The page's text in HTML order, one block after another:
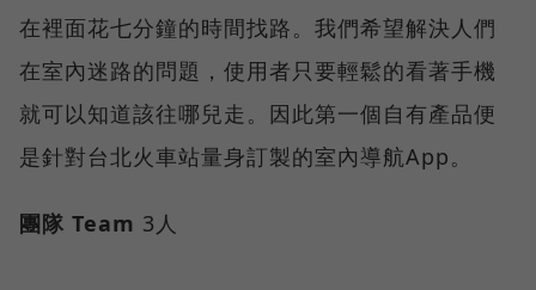
在裡面花七分鐘的時間找路。我們希望解決人們
在室內迷路的問題，使用者只要輕鬆的看著手機
就可以知道該往哪兒走。因此第一個自有產品便
是針對台北火車站量身訂製的室內導航App。
團隊 Team 3人